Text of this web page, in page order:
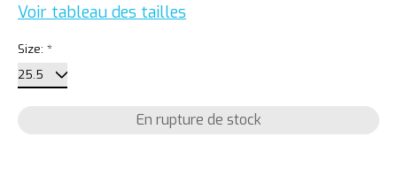
Voir tableau des tailles
Size: *
En rupture de stock